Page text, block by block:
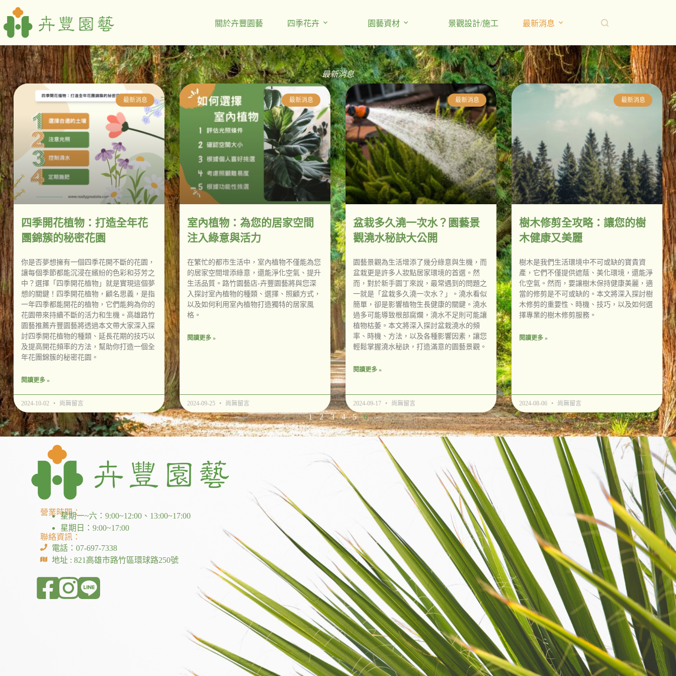
關於卉豐園藝 四季花卉 園藝資材 景觀設計/施工 最新消息
最新消息
最新消息
四季開花植物：打造全年花
團錦簇的秘密花園
你是否夢想擁有一個四季花開不斷的花園，
讓每個季節都能沉浸在繽紛的色彩和芬芳之
中？選擇「四季開花植物」就是實現這個夢
想的關鍵！四季開花植物，顧名思義，是指
一年四季都能開花的植物，它們能夠為你的
花園帶來持續不斷的活力和生機。高雄路竹
園藝推薦卉豐園藝將透過本文帶大家深入探
討四季開花植物的種類、延長花期的技巧以
及提高開花頻率的方法，幫助你打造一個全
年花團錦簇的秘密花園。
閱讀更多 »
2024-10-02 尚無留言
最新消息
室內植物：為您的居家空間
注入綠意與活力
在繁忙的都市生活中，室內植物不僅能為您
的居家空間增添綠意，還能淨化空氣、提升
生活品質。路竹園藝店-卉豐園藝將與您深
入探討室內植物的種類、選擇、照顧方式，
以及如何利用室內植物打造獨特的居家風
格。
閱讀更多 »
2024-09-25 尚無留言
最新消息
盆栽多久澆一次水？園藝景
觀澆水秘訣大公開
園藝景觀為生活增添了幾分綠意與生機，而
盆栽更是許多人妝點居家環境的首選。然
而，對於新手園丁來說，最常遇到的問題之
一就是「盆栽多久澆一次水？」。澆水看似
簡單，卻是影響植物生長健康的關鍵。澆水
過多可能導致根部腐爛，澆水不足則可能讓
植物枯萎。本文將深入探討盆栽澆水的頻
率、時機、方法，以及各種影響因素，讓您
輕鬆掌握澆水秘訣，打造滿意的園藝景觀。
閱讀更多 »
2024-09-17 尚無留言
最新消息
樹木修剪全攻略：讓您的樹
木健康又美麗
樹木是我們生活環境中不可或缺的寶貴資
產，它們不僅提供遮蔭、美化環境，還能淨
化空氣。然而，要讓樹木保持健康美麗，適
當的修剪是不可或缺的。本文將深入探討樹
木修剪的重要性、時機、技巧，以及如何選
擇專業的樹木修剪服務。
閱讀更多 »
2024-08-06 尚無留言
1 2 3 4 5 6
營業時間：星期一~六：9:00~12:00、13:00~17:00
星期日：9:00~17:00
聯絡資訊：
電話：07-697-7338
地址 : 821高雄市路竹區環球路250號